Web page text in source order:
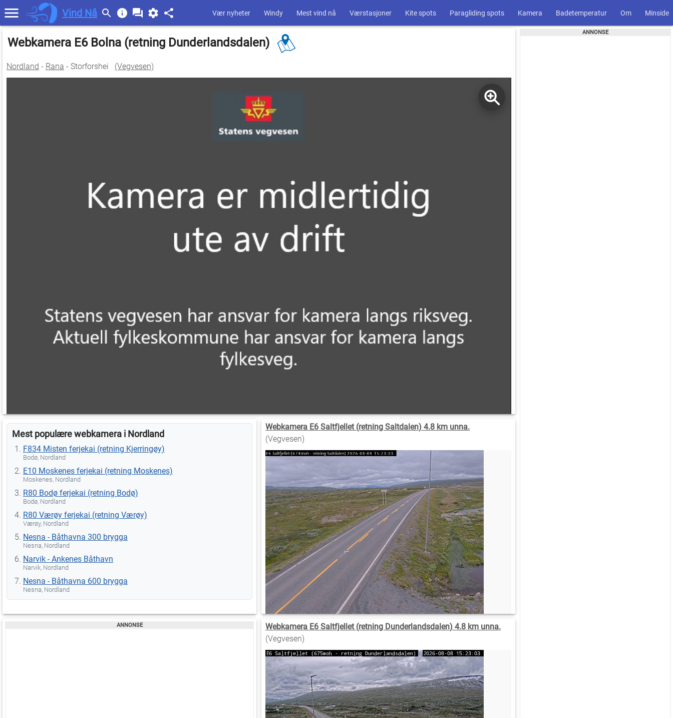
Vind Nå Vær nyheter Windy Mest vind nå Værstasjoner Kite spots Paragliding spots Kamera Badetemperatur Om Minside
Webkamera E6 Bolna (retning Dunderlandsdalen)
Nordland - Rana - Storforshei (Vegvesen)
Mest populære webkamera i Nordland
F834 Misten ferjekai (retning Kjerringøy)
Bodø, Nordland
E10 Moskenes ferjekai (retning Moskenes)
Moskenes, Nordland
R80 Bodø ferjekai (retning Bodø)
Bodø, Nordland
R80 Værøy ferjekai (retning Værøy)
Værøy, Nordland
Nesna - Båthavna 300 brygga
Nesna, Nordland
Narvik - Ankenes Båthavn
Narvik, Nordland
Nesna - Båthavna 600 brygga
Nesna, Nordland
Webkamera E6 Saltfjellet (retning Saltdalen) 4.8 km unna.
(Vegvesen)
Webkamera E6 Saltfjellet (retning Dunderlandsdalen) 4.8 km unna.
(Vegvesen)